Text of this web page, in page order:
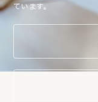
ています。